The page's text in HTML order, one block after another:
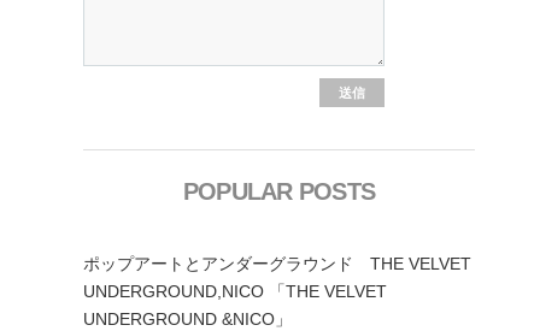
POPULAR POSTS
ポップアートとアンダーグラウンド THE VELVET
UNDERGROUND,NICO 「THE VELVET
UNDERGROUND &NICO」